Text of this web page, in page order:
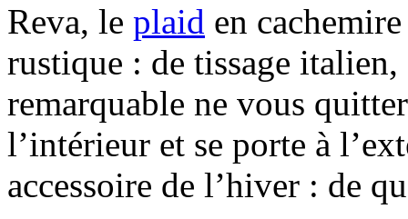
Reva, le plaid en
rustique : de tissage
remarquable ne vous
l’intérieur et se porte à
accessoire de l’hiver : de